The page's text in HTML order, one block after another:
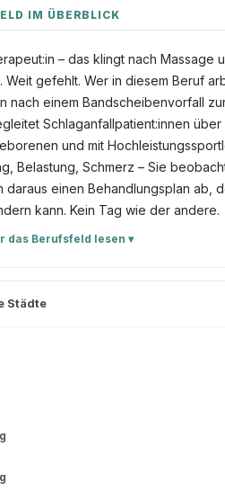
IM ÜBERBLICK
– das klingt nach Massage
Weit gefehlt. Wer in diesem Beruf
nach einem Bandscheibenvorfall
Schlaganfallpatient:innen
und mit
Belastung, Schmerz – Sie
daraus einen Behandlungsplan ab,
kann. Kein Tag wie der andere.
das Berufsfeld lesen ▾
Städte